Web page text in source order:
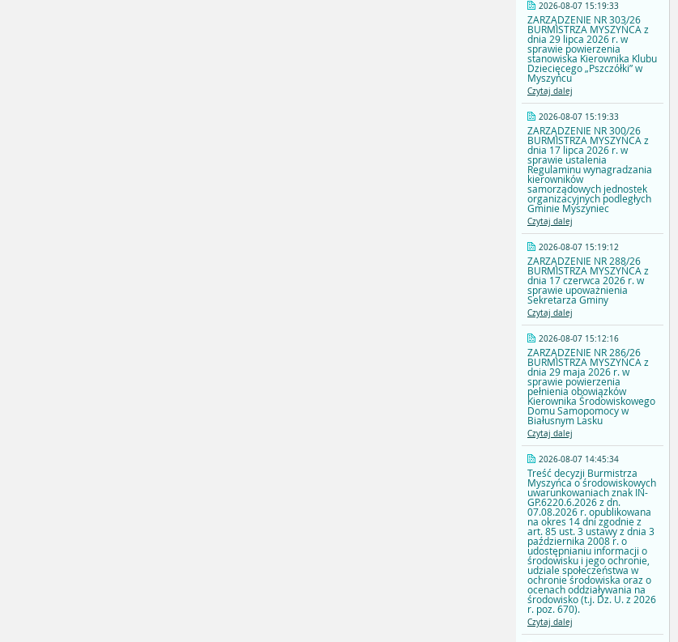
2026-08-07 15:19:33
ZARZĄDZENIE NR 303/26
BURMISTRZA MYSZYŃCA z
dnia 29 lipca 2026 r. w
sprawie powierzenia
stanowiska Kierownika Klubu
Dziecięcego „Pszczółki” w
Myszyńcu
Czytaj dalej
2026-08-07 15:19:33
ZARZĄDZENIE NR 300/26
BURMISTRZA MYSZYŃCA z
dnia 17 lipca 2026 r. w
sprawie ustalenia
Regulaminu wynagradzania
kierowników
samorządowych jednostek
organizacyjnych podległych
Gminie Myszyniec
Czytaj dalej
2026-08-07 15:19:12
ZARZĄDZENIE NR 288/26
BURMISTRZA MYSZYŃCA z
dnia 17 czerwca 2026 r. w
sprawie upoważnienia
Sekretarza Gminy
Czytaj dalej
2026-08-07 15:12:16
ZARZĄDZENIE NR 286/26
BURMISTRZA MYSZYŃCA z
dnia 29 maja 2026 r. w
sprawie powierzenia
pełnienia obowiązków
Kierownika Środowiskowego
Domu Samopomocy w
Białusnym Lasku
Czytaj dalej
2026-08-07 14:45:34
Treść decyzji Burmistrza
Myszyńca o środowiskowych
uwarunkowaniach znak IN-
GP.6220.6.2026 z dn.
07.08.2026 r. opublikowana
na okres 14 dni zgodnie z
art. 85 ust. 3 ustawy z dnia 3
października 2008 r. o
udostępnianiu informacji o
środowisku i jego ochronie,
udziale społeczeństwa w
ochronie środowiska oraz o
ocenach oddziaływania na
środowisko (t.j. Dz. U. z 2026
r. poz. 670).
Czytaj dalej